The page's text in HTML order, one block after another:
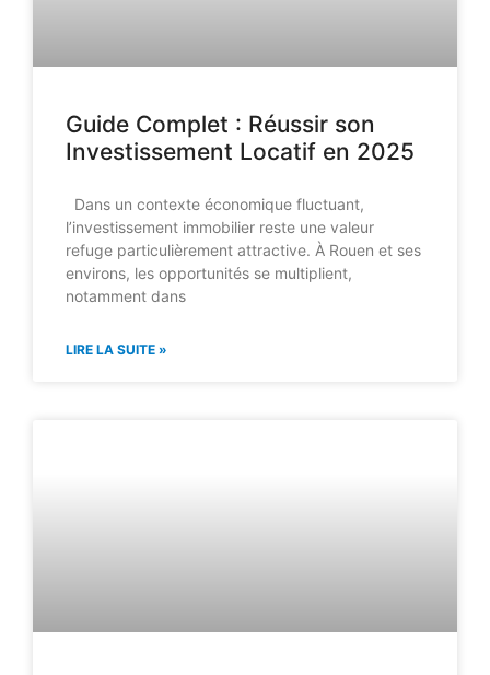
Guide Complet : Réussir son
Investissement Locatif en 2025
Dans un contexte économique fluctuant,
l’investissement immobilier reste une valeur
refuge particulièrement attractive. À Rouen et ses
environs, les opportunités se multiplient,
notamment dans
LIRE LA SUITE »